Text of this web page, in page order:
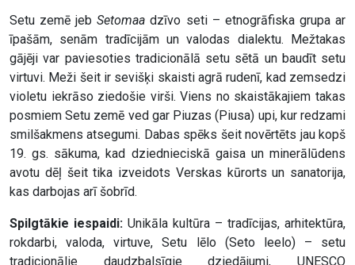
Setu zemē jebSetomaa dzīvo seti – etnogrāfiska grupa ar
īpašām, senām tradīcijām un valodas dialektu. Mežtakas
gājēji var paviesoties tradicionālā setu sētā un baudīt setu
virtuvi. Meži šeit ir sevišķi skaisti agrā rudenī, kad zemsedzi
violetu iekrāso ziedošie virši. Viens no skaistākajiem takas
posmiem Setu zemē ved gar Piuzas (Piusa) upi, kur redzami
smilšakmens atsegumi. Dabas spēks šeit novērtēts jau kopš
19. gs. sākuma, kad dziednieciskā gaisa un minerālūdens
avotu dēļ šeit tika izveidots Verskas kūrorts un sanatorija,
kas darbojas arī šobrīd.
Spilgtākie iespaidi: Unikāla kultūra – tradīcijas, arhitektūra,
rokdarbi, valoda, virtuve, Setu lēlo (Seto leelo) – setu
tradicionālie daudzbalsīgie dziedājumi, UNESCO